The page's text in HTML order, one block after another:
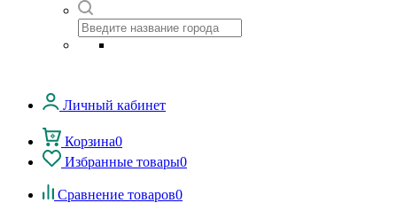
Личный кабинет
Корзина0
Избранные товары0
Сравнение товаров0